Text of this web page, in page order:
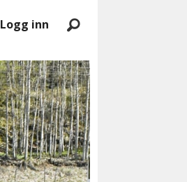
Logg inn